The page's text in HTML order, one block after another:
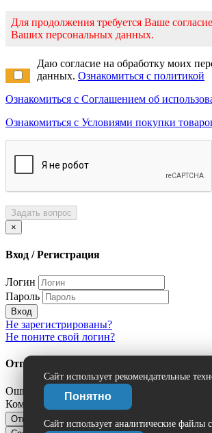
Сайт использует рекомендательные
Понятно
Сайт использует аналитические файлы
Для продолжения требуется Ваше
Ваших персональных данных.
Даю согласие на обработку моих
данных. Ознакомиться с политикой
Ознакомиться с Соглашением об
Ознакомиться с Условиями покупки
Задать вопрос
×
Вход / Регистрация
Логин
Пароль
Вход
Не зарегистрированы?
Не поните свой логин?
Отправить сообщение об ошибке?
Ошибка:
Комментарий (дополнительно)
Отправить